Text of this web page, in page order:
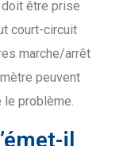
être prise
court-circuit
marche/arrêt
peuvent
problème.
il